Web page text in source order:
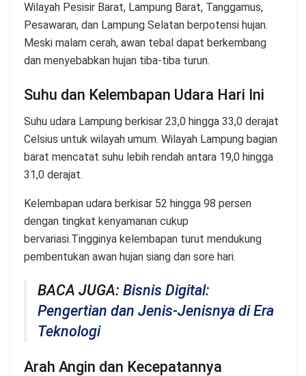
Wilayah Pesisir Barat, Lampung Barat, Tanggamus,
Pesawaran, dan Lampung Selatan berpotensi hujan.
Meski malam cerah, awan tebal dapat berkembang
dan menyebabkan hujan tiba-tiba turun.
Suhu dan Kelembapan Udara Hari Ini
Suhu udara Lampung berkisar 23,0 hingga 33,0 derajat
Celsius untuk wilayah umum. Wilayah Lampung bagian
barat mencatat suhu lebih rendah antara 19,0 hingga
31,0 derajat.
Kelembapan udara berkisar 52 hingga 98 persen
dengan tingkat kenyamanan cukup
bervariasi.Tingginya kelembapan turut mendukung
pembentukan awan hujan siang dan sore hari.
BACA JUGA: Bisnis Digital:
Pengertian dan Jenis-Jenisnya di Era
Teknologi
Arah Angin dan Kecepatannya